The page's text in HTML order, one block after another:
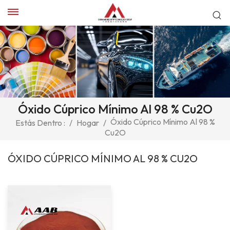
Óxido Cúprico Mínimo Al 98 % Cu2O
Estás Dentro : / Hogar / Óxido Cúprico Mínimo Al 98 %
Cu2O
ÓXIDO CÚPRICO MÍNIMO AL 98 % CU2O